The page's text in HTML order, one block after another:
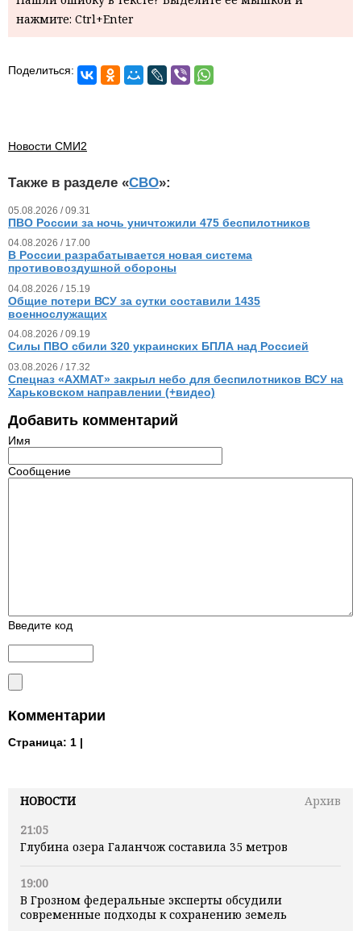
НОВОСТИ
Архив
21:05
Глубина озера Галанчож составила 35 метров
19:00
В Грозном федеральные эксперты обсудили
современные подходы к сохранению земель
нажмите: Ctrl+Enter
Поделиться:
Новости СМИ2
Также в разделе «СВО»:
05.08.2026 / 09.31
ПВО России за ночь уничтожили 475 беспилотников
04.08.2026 / 17.00
В России разрабатывается новая система
противовоздушной обороны
04.08.2026 / 15.19
Общие потери ВСУ за сутки составили 1435
военнослужащих
04.08.2026 / 09.19
Силы ПВО сбили 320 украинских БПЛА над Россией
03.08.2026 / 17.32
Спецназ «АХМАТ» закрыл небо для беспилотников ВСУ на
Харьковском направлении (+видео)
Добавить комментарий
Имя
Сообщение
Введите код
Комментарии
Страница: 1 |